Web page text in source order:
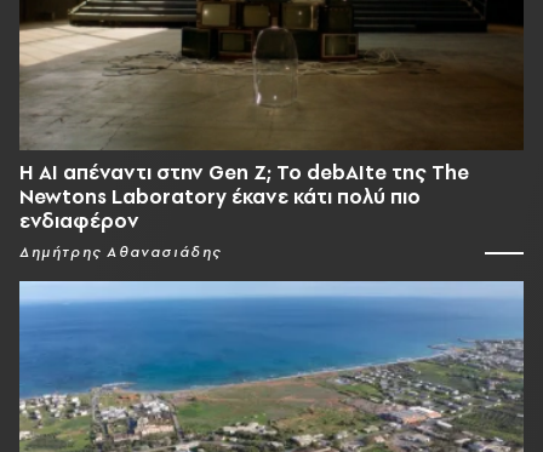
Η AI απέναντι στην Gen Z; Το debAIte της The
Newtons Laboratory έκανε κάτι πολύ πιο
ενδιαφέρον
Δημήτρης Αθανασιάδης